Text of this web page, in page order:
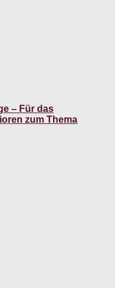
– Für das
zum Thema